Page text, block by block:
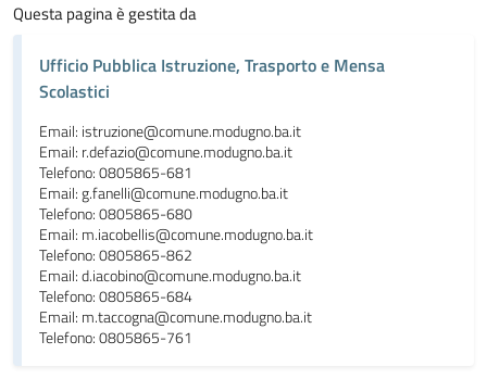
Questa pagina è gestita da
Ufficio Pubblica Istruzione, Trasporto e Mensa
Scolastici
Email: istruzione@comune.modugno.ba.it
Email: r.defazio@comune.modugno.ba.it
Telefono: 0805865-681
Email: g.fanelli@comune.modugno.ba.it
Telefono: 0805865-680
Email: m.iacobellis@comune.modugno.ba.it
Telefono: 0805865-862
Email: d.iacobino@comune.modugno.ba.it
Telefono: 0805865-684
Email: m.taccogna@comune.modugno.ba.it
Telefono: 0805865-761